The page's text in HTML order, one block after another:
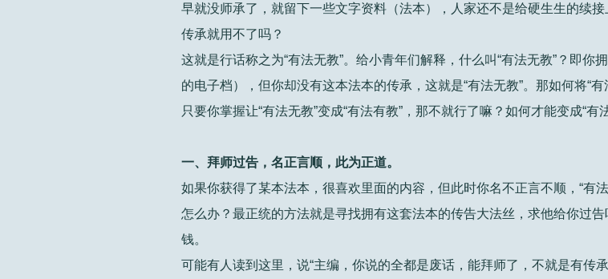
早就没师承了，就留下一些文字资料（法本），人家还不是给硬生生的续
传承就用不了吗？
这就是行话称之为“有法无教”。给小青年们解释，什么叫“有法无教”？即你
的电子档），但你却没有这本法本的传承，这就是“有法无教”。那如何将“有
只要你掌握让“有法无教”变成“有法有教”，那不就行了嘛？如何才能变成“有
一、拜师过告，名正言顺，此为正道。
如果你获得了某本法本，很喜欢里面的内容，但此时你名不正言不顺，“有
怎么办？最正统的方法就是寻找拥有这套法本的传告大法丝，求他给你过
钱。
可能有人读到这里，说“主编，你说的全都是废话，能拜师了，不就是有传